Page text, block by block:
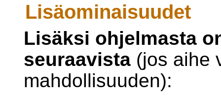
Lisäominaisuudet
Lisäksi ohjelmasta
seuraavista (jos aihe
mahdollisuuden):